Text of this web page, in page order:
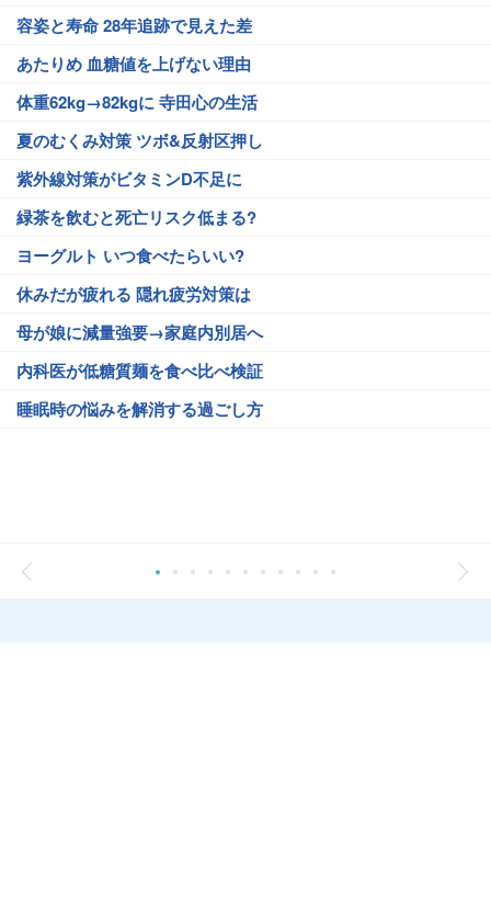
容姿と寿命 28年追跡で見えた差
あたりめ 血糖値を上げない理由
体重62kg→82kgに 寺田心の生活
夏のむくみ対策 ツボ&反射区押し
紫外線対策がビタミンD不足に
緑茶を飲むと死亡リスク低まる?
ヨーグルト いつ食べたらいい?
休みだが疲れる 隠れ疲労対策は
母が娘に減量強要→家庭内別居へ
内科医が低糖質麺を食べ比べ検証
睡眠時の悩みを解消する過ごし方